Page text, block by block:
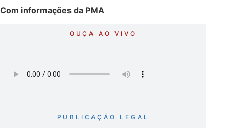
Com informações da PMA
OUÇA AO VIVO
PUBLICAÇÃO LEGAL